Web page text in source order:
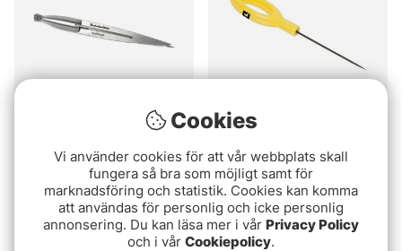
Multibrush
319 kr
149 kr
Cookies
Vi använder cookies för att vår webbplats skall
fungera så bra som möjligt samt för
marknadsföring och statistik. Cookies kan komma
att användas för personlig och icke personlig
annonsering. Du kan läsa mer i vår Privacy Policy
och i vår Cookiepolicy.